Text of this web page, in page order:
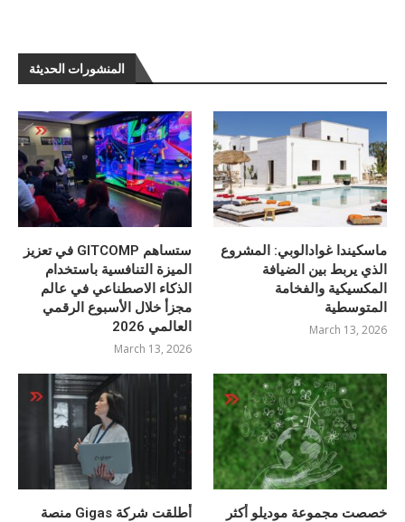
المنشورات الحديثة
ماسكيندا غوادالوبي: المشروع
الذي يربط بين الضيافة
المكسيكية والفخامة
المتوسطية
March 13, 2026
ستساهم GITCOMP في تعزيز
الميزة التنافسية باستخدام
الذكاء الاصطناعي في عالم
مجزأ خلال الأسبوع الرقمي
العالمي 2026
March 13, 2026
خصصت مجموعة موديلو أكثر
أطلقت شركة Gigas منصة